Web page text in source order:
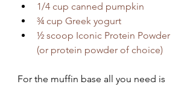
1/4 cup canned pumpkin
¾ cup Greek yogurt
½ scoop Iconic Protein Powder
(or protein powder of choice)
For the muffin base all you need is